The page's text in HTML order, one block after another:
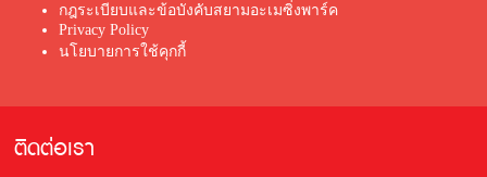
กฎระเบียบและข้อบังคับสยามอะเมซิ่งพาร์ค
Privacy Policy
นโยบายการใช้คุกกี้
ติดต่อเรา